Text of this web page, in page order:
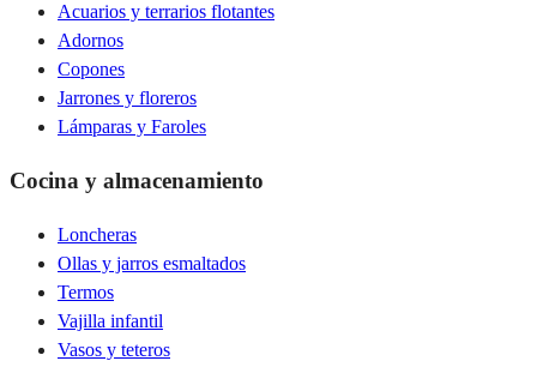
Acuarios y terrarios flotantes
Adornos
Copones
Jarrones y floreros
Lámparas y Faroles
Cocina y almacenamiento
Loncheras
Ollas y jarros esmaltados
Termos
Vajilla infantil
Vasos y teteros